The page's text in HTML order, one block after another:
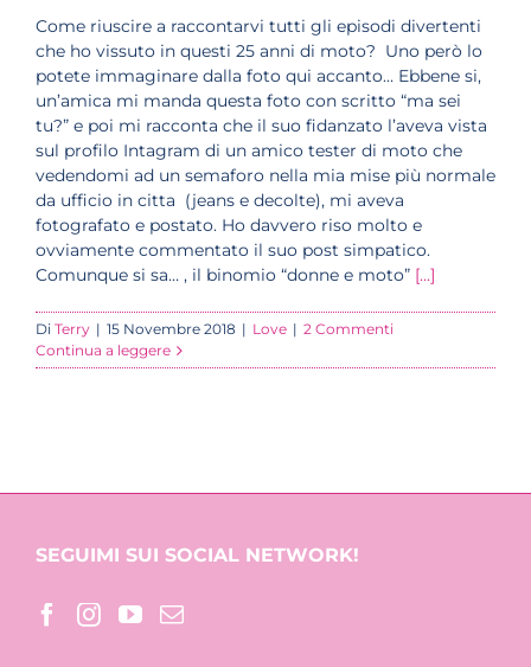
Come riuscire a raccontarvi tutti gli episodi divertenti
che ho vissuto in questi 25 anni di moto? Uno però lo
potete immaginare dalla foto qui accanto… Ebbene si,
un’amica mi manda questa foto con scritto “ma sei
tu?” e poi mi racconta che il suo fidanzato l’aveva vista
sul profilo Intagram di un amico tester di moto che
vedendomi ad un semaforo nella mia mise più normale
da ufficio in citta (jeans e decolte), mi aveva
fotografato e postato. Ho davvero riso molto e
ovviamente commentato il suo post simpatico.
Comunque si sa… , il binomio “donne e moto” [...]
Di Terry | 15 Novembre 2018 | Love | 2 Commenti
Continua a leggere
SEGUIMI SUI SOCIAL NETWORK!